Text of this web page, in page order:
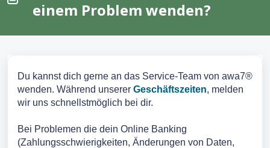
einem Problem wenden?
Du kannst dich gerne an das Service-Team von awa7®
wenden. Während unserer Geschäftszeiten, melden
wir uns schnellstmöglich bei dir.
Bei Problemen die dein Online Banking
(Zahlungsschwierigkeiten, Änderungen von Daten,